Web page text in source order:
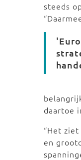
steeds
daartoe
“Het
en